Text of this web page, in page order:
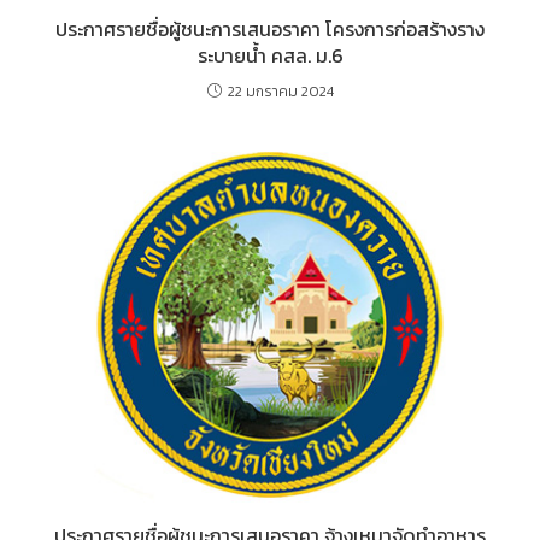
ประกาศรายชื่อผู้ชนะการเสนอราคา โครงการก่อสร้างราง
ระบายน้ำ คสล. ม.6
22 มกราคม 2024